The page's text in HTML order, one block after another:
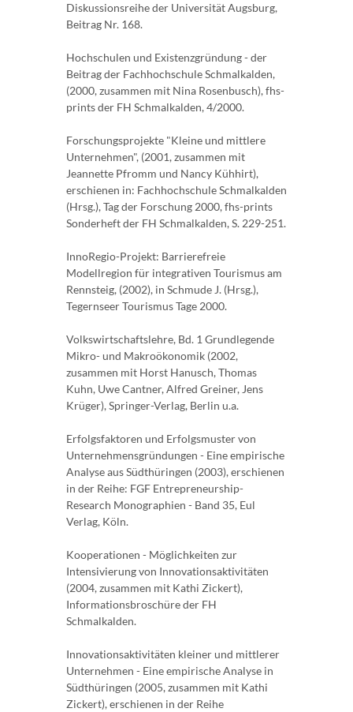
Diskussionsreihe der Universität Augsburg,
Beitrag Nr. 168.
Hochschulen und Existenzgründung - der
Beitrag der Fachhochschule Schmalkalden,
(2000, zusammen mit Nina Rosenbusch), fhs-
prints der FH Schmalkalden, 4/2000.
Forschungsprojekte "Kleine und mittlere
Unternehmen", (2001, zusammen mit
Jeannette Pfromm und Nancy Kühhirt),
erschienen in: Fachhochschule Schmalkalden
(Hrsg.), Tag der Forschung 2000, fhs-prints
Sonderheft der FH Schmalkalden, S. 229-251.
InnoRegio-Projekt: Barrierefreie
Modellregion für integrativen Tourismus am
Rennsteig, (2002), in Schmude J. (Hrsg.),
Tegernseer Tourismus Tage 2000.
Volkswirtschaftslehre, Bd. 1 Grundlegende
Mikro- und Makroökonomik (2002,
zusammen mit Horst Hanusch, Thomas
Kuhn, Uwe Cantner, Alfred Greiner, Jens
Krüger), Springer-Verlag, Berlin u.a.
Erfolgsfaktoren und Erfolgsmuster von
Unternehmensgründungen - Eine empirische
Analyse aus Südthüringen (2003), erschienen
in der Reihe: FGF Entrepreneurship-
Research Monographien - Band 35, Eul
Verlag, Köln.
Kooperationen - Möglichkeiten zur
Intensivierung von Innovationsaktivitäten
(2004, zusammen mit Kathi Zickert),
Informationsbroschüre der FH
Schmalkalden.
Innovationsaktivitäten kleiner und mittlerer
Unternehmen - Eine empirische Analyse in
Südthüringen (2005, zusammen mit Kathi
Zickert), erschienen in der Reihe